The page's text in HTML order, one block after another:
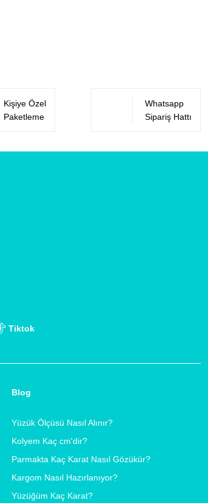
Kişiye Özel
Paketleme
Whatsapp
Sipariş Hattı
Tiktok
Blog
Yüzük Ölçüsü Nasıl Alınır?
Kolyem Kaç cm'dir?
Parmakta Kaç Karat Nasıl Gözükür?
Kargom Nasıl Hazırlanıyor?
Yüzüğüm Kaç Karat?